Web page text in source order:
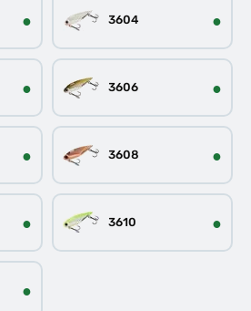
● 3604 ●
● 3606 ●
● 3608 ●
● 3610 ●
●